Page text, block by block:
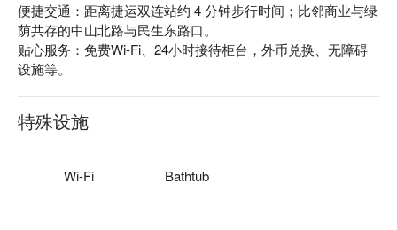
便捷交通：距离捷运双连站约 4 分钟步行时间；比邻商业与绿
荫共存的中山北路与民生东路口。
贴心服务：免费Wi-Fi、24小时接待柜台，外币兑换、无障碍
设施等。
特殊设施
Wi-Fi Bathtub